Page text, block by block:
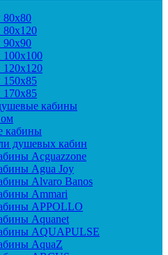
кабины
кабины
душевых кабин
Acguazzone
Agua Joy
Alvaro Banos
Ammari
APPOLLO
Aquanet
AQUAPULSE
AquaZ